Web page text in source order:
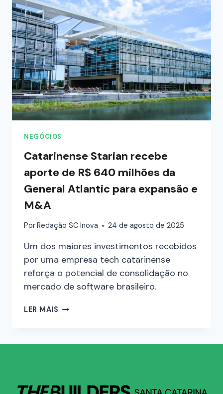
NEGÓCIOS
Catarinense Starian recebe
aporte de R$ 640 milhões da
General Atlantic para expansão e
M&A
Por Redação SC Inova 24 de agosto de 2025
Um dos maiores investimentos recebidos
por uma empresa tech catarinense
reforça o potencial de consolidação no
mercado de software brasileiro.
LER MAIS